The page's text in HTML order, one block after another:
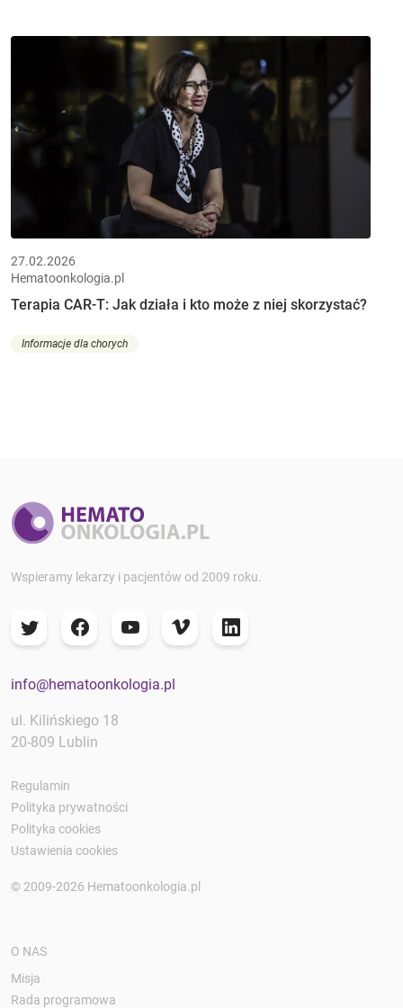
27.02.2026
Hematoonkologia.pl
Terapia CAR-T: Jak działa i kto może z niej skorzystać?
Informacje dla chorych
Wspieramy lekarzy i pacjentów od 2009 roku.
info@hematoonkologia.pl
ul. Kilińskiego 18
20-809 Lublin
Regulamin
Polityka prywatności
Polityka cookies
Ustawienia cookies
© 2009-2026 Hematoonkologia.pl
O NAS
Misja
Rada programowa